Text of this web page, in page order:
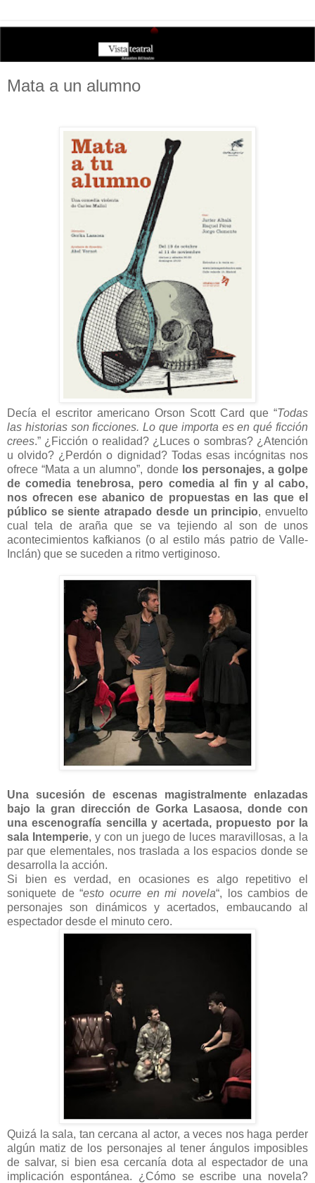
Mata a un alumno
Decía el escritor americano Orson Scott Card que “Todas
las historias son ficciones. Lo que importa es en qué ficción
crees.” ¿Ficción o realidad? ¿Luces o sombras? ¿Atención
u olvido? ¿Perdón o dignidad? Todas esas incógnitas nos
ofrece “Mata a un alumno”, donde los personajes, a golpe
de comedia tenebrosa, pero comedia al fin y al cabo,
nos ofrecen ese abanico de propuestas en las que el
público se siente atrapado desde un principio, envuelto
cual tela de araña que se va tejiendo al son de unos
acontecimientos kafkianos (o al estilo más patrio de Valle-
Inclán) que se suceden a ritmo vertiginoso.
Una sucesión de escenas magistralmente enlazadas
bajo la gran dirección de Gorka Lasaosa, donde con
una escenografía sencilla y acertada, propuesto por la
sala Intemperie, y con un juego de luces maravillosas, a la
par que elementales, nos traslada a los espacios donde se
desarrolla la acción.
Si bien es verdad, en ocasiones es algo repetitivo el
soniquete de “esto ocurre en mi novela“, los cambios de
personajes son dinámicos y acertados, embaucando al
espectador desde el minuto cero.
Quizá la sala, tan cercana al actor, a veces nos haga perder
algún matiz de los personajes al tener ángulos imposibles
de salvar, si bien esa cercanía dota al espectador de una
implicación espontánea. ¿Cómo se escribe una novela?